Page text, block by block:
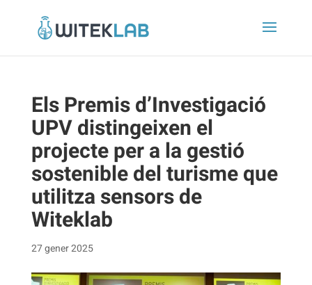
Els Premis d’Investigació
UPV distingeixen el
projecte per a la gestió
sostenible del turisme que
utilitza sensors de
Witeklab
27 gener 2025